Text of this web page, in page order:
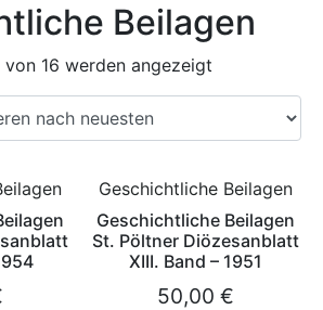
Beilagen
von 16 werden angezeigt
Geschichtliche Beilagen
Geschichtliche Beilagen
St. Pöltner Diözesanblatt
XIII. Band – 1951
50,00 €